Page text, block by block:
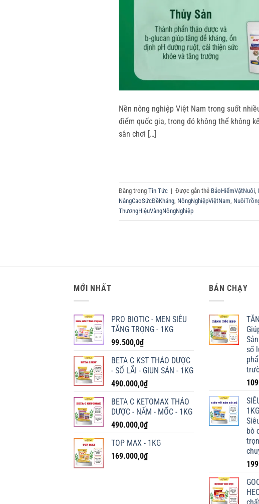
Nền nông nghiệp Việt Nam trong suốt
điểm quốc gia, trong đó không thể không
sân chơi […]
Đăng trong Tin Tức | Được gắn thẻ BảoHiểmVậtNuôi,
NângCaoSứcĐềKháng, NôngNghiệpViệtNam,
ThươngHiệuVàngNôngNghiệp
MỚI NHẤT
PRO BIOTIC - MEN SIÊU
TĂNG TRỌNG - 1KG
99.500,0₫
BETA C KST THẢO DƯỢC
- SỔ LÃI - GIUN SÁN - 1KG
490.000,0₫
BETA C KETOMAX THẢO
DƯỢC - NẤM - MỐC - 1KG
490.000,0₫
TOP MAX - 1KG
169.000,0₫
BÁN CHẠY
số
bò